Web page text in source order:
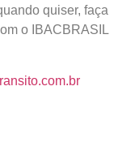
quiser, faça
o IBACBRASIL